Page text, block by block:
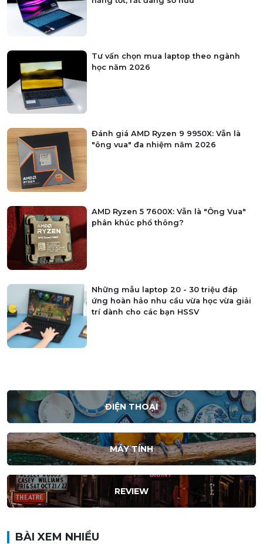
Tư vấn chọn mua laptop theo ngành
học năm 2026
Đánh giá AMD Ryzen 9 9950X: Vẫn là
"ông vua" đa nhiệm năm 2026
AMD Ryzen 5 7600X: Vẫn là "Ông Vua"
phân khúc phổ thông?
Những mẫu laptop 20 - 30 triệu đáp
ứng hoàn hảo nhu cầu vừa học vừa giải
trí dành cho các bạn HSSV
ĐIỆN THOẠI
MÁY TÍNH
REVIEW
BÀI XEM NHIỀU